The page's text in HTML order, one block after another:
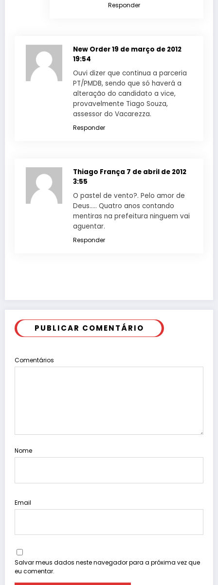
Responder
New Order19 de março de 2012
19:54
Ouvi dizer que continua a parceria
PT/PMDB, sendo que só haverá a
alteração do candidato a vice,
provavelmente Tiago Souza,
assessor do Vacarezza.
Responder
Thiago França 7 de abril de 2012
3:55
O pastel de vento?. Pelo amor de
Deus….. Quatro anos contando
mentiras na prefeitura ninguem vai
aguentar.
Responder
PUBLICAR COMENTÁRIO
Comentários
Nome
Email
Salvar meus dados neste navegador para a próxima vez que
eu comentar.